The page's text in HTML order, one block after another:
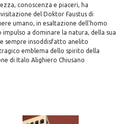
conoscenza e piaceri, ha
del Doktor Faustus di
umano, in esaltazione dell'homo
a dominare la natura, della sua
sempre insoddisfatto anelito
emblema dello spirito della
di Italo Alighiero Chiusano